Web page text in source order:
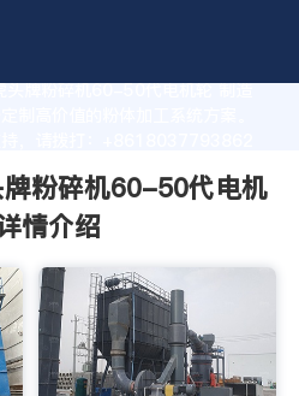
头牌粉碎机60-50代电机轮 制造
制高价值的粉体加工系统方案。
粉碎机60-50代电机
情介绍